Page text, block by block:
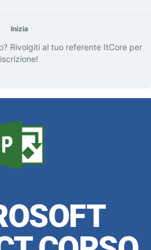
Inizia
Rivolgiti al tuo referente ItCore per